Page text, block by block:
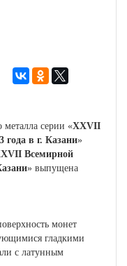
металла серии «XXVII
года в г. Казани»
Всемирной
» выпущена
монет
гладкими
с латунным